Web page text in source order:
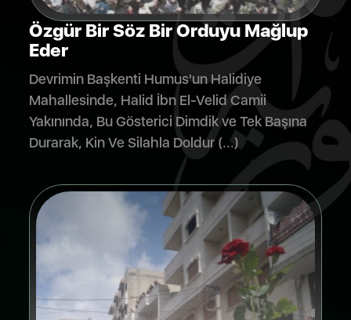
Özgür Bir Söz Bir Orduyu Mağlup
Eder
Devrimin Başkenti Humus'un Halidiye
Mahallesinde, Halid İbn El-Velid Camii
Yakınında, Bu Gösterici Dimdik ve Tek Başına
Durarak, Kin Ve Silahla Doldur (...)